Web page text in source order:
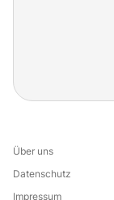
Über uns
Datenschutz
Impressum